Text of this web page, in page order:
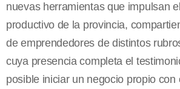
nuevas herramientas que impulsan
productivo de la provincia,
de emprendedores de distintos
cuya presencia completa el
posible iniciar un negocio propio con